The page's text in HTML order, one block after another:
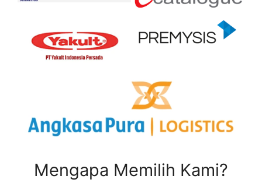
Mengapa Memilih Kami?